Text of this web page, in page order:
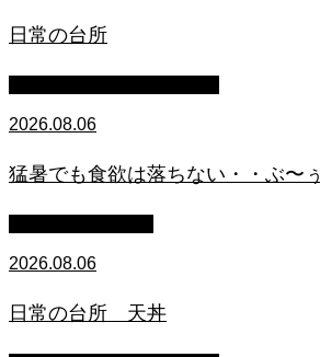
日常の台所
2026.08.06
猛暑でも食欲は落ちない・・ぶ〜ぅ
2026.08.06
日常の台所 天丼